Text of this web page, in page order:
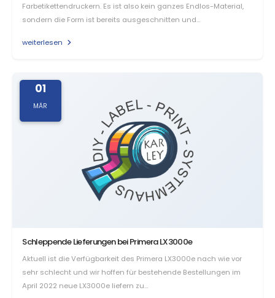
Farbetikettendruckern. Es ist also kein ganzes Endlos-Material,
sondern die Form ist bereits ausgeschnitten und…
weiterlesen
01
MÄR
Schleppende Lieferungen bei Primera LX3000e
Aktuell ist die Verfügbarkeit des Primera LX3000e nach wie vor
sehr schlecht und wir hoffen für bestehende Bestellungen im
April 2022 neue LX3000e liefern zu…